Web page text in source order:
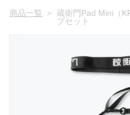
商品一覧 ＞
蔵衛門Pad Mini（
プセット